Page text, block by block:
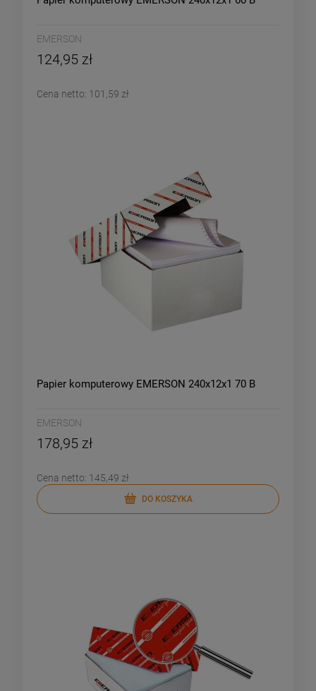
EMERSON
124,95 zł
Cena netto: 101,59 zł
Papier komputerowy EMERSON 240x12x1 70 B
EMERSON
178,95 zł
Cena netto: 145,49 zł
DO KOSZYKA